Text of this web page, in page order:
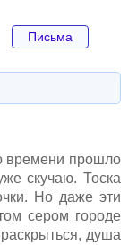
Письма
времени прошло
скучаю. Тоска
Но даже эти
сером городе
душа